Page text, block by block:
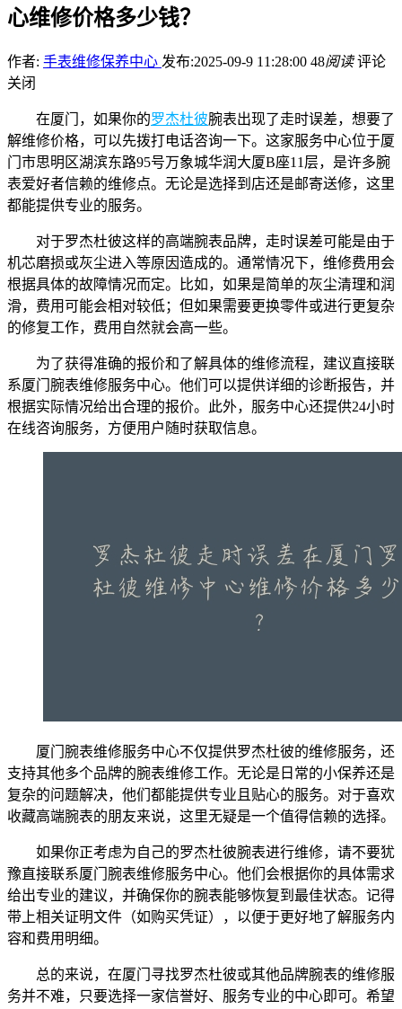
心维修价格多少钱？
作者: 手表维修保养中心 发布:2025-09-9 11:28:00 48阅读 评论
关闭
在厦门，如果你的罗杰杜彼腕表出现了走时误差，想要了
解维修价格，可以先拨打电话咨询一下。这家服务中心位于厦
门市思明区湖滨东路95号万象城华润大厦B座11层，是许多腕
表爱好者信赖的维修点。无论是选择到店还是邮寄送修，这里
都能提供专业的服务。
对于罗杰杜彼这样的高端腕表品牌，走时误差可能是由于
机芯磨损或灰尘进入等原因造成的。通常情况下，维修费用会
根据具体的故障情况而定。比如，如果是简单的灰尘清理和润
滑，费用可能会相对较低；但如果需要更换零件或进行更复杂
的修复工作，费用自然就会高一些。
为了获得准确的报价和了解具体的维修流程，建议直接联
系厦门腕表维修服务中心。他们可以提供详细的诊断报告，并
根据实际情况给出合理的报价。此外，服务中心还提供24小时
在线咨询服务，方便用户随时获取信息。
厦门腕表维修服务中心不仅提供罗杰杜彼的维修服务，还
支持其他多个品牌的腕表维修工作。无论是日常的小保养还是
复杂的问题解决，他们都能提供专业且贴心的服务。对于喜欢
收藏高端腕表的朋友来说，这里无疑是一个值得信赖的选择。
如果你正考虑为自己的罗杰杜彼腕表进行维修，请不要犹
豫直接联系厦门腕表维修服务中心。他们会根据你的具体需求
给出专业的建议，并确保你的腕表能够恢复到最佳状态。记得
带上相关证明文件（如购买凭证），以便于更好地了解服务内
容和费用明细。
总的来说，在厦门寻找罗杰杜彼或其他品牌腕表的维修服
务并不难，只要选择一家信誉好、服务专业的中心即可。希望